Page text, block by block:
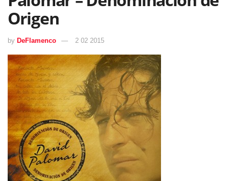
Origen
by DeFlamenco 2 02 2015